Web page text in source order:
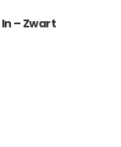
– Zwart